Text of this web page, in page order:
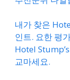
내가 찾은
인트. 요한 평
Hotel
교마세요.